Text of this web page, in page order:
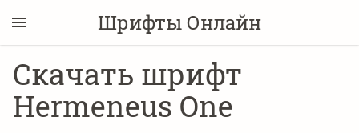
Шрифты Онлайн
Скачать шрифт
Hermeneus One